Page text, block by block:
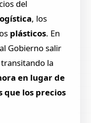
del
, los
plásticos. En
Gobierno salir
la
en lugar de
que los precios